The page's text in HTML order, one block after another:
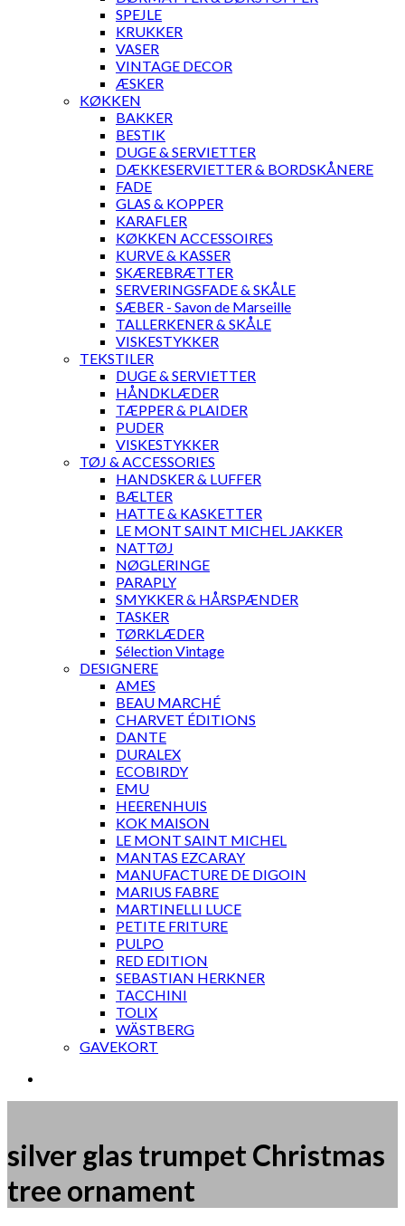
SPEJLE
KRUKKER
VASER
VINTAGE DECOR
ÆSKER
KØKKEN
BAKKER
BESTIK
DUGE & SERVIETTER
DÆKKESERVIETTER & BORDSKÅNERE
FADE
GLAS & KOPPER
KARAFLER
KØKKEN ACCESSOIRES
KURVE & KASSER
SKÆREBRÆTTER
SERVERINGSFADE & SKÅLE
SÆBER - Savon de Marseille
TALLERKENER & SKÅLE
VISKESTYKKER
TEKSTILER
DUGE & SERVIETTER
HÅNDKLÆDER
TÆPPER & PLAIDER
PUDER
VISKESTYKKER
TØJ & ACCESSORIES
HANDSKER & LUFFER
BÆLTER
HATTE & KASKETTER
LE MONT SAINT MICHEL JAKKER
NATTØJ
NØGLERINGE
PARAPLY
SMYKKER & HÅRSPÆNDER
TASKER
TØRKLÆDER
Sélection Vintage
DESIGNERE
AMES
BEAU MARCHÉ
CHARVET ÉDITIONS
DANTE
DURALEX
ECOBIRDY
EMU
HEERENHUIS
KOK MAISON
LE MONT SAINT MICHEL
MANTAS EZCARAY
MANUFACTURE DE DIGOIN
MARIUS FABRE
MARTINELLI LUCE
PETITE FRITURE
PULPO
RED EDITION
SEBASTIAN HERKNER
TACCHINI
TOLIX
WÄSTBERG
GAVEKORT
silver glas trumpet Christmas
tree ornament